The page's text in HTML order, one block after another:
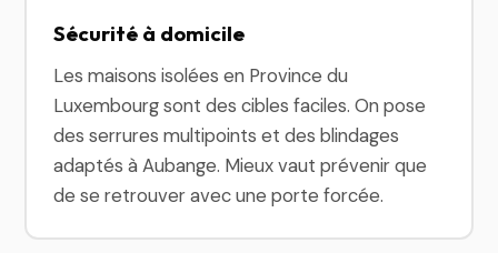
Sécurité à domicile
Les maisons isolées en Province du
Luxembourg sont des cibles faciles. On pose
des serrures multipoints et des blindages
adaptés à Aubange. Mieux vaut prévenir que
de se retrouver avec une porte forcée.